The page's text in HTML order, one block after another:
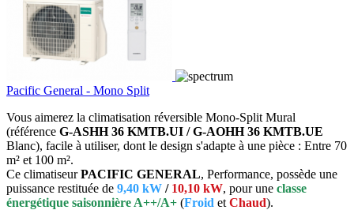
Pacific General - Mono Split
Vous aimerez la climatisation réversible Mono-Split Mural
(référence G-ASHH 36 KMTB.UI / G-AOHH 36 KMTB.UE
Blanc), facile à utiliser, dont le design s'adapte à une pièce : Entre 70
m² et 100 m².
Ce climatiseurPACIFIC GENERAL, Performance, possède une
puissance restituée de 9,40 kW / 10,10 kW, pour une classe
énergétique saisonnière A++/A+ (Froid et Chaud).